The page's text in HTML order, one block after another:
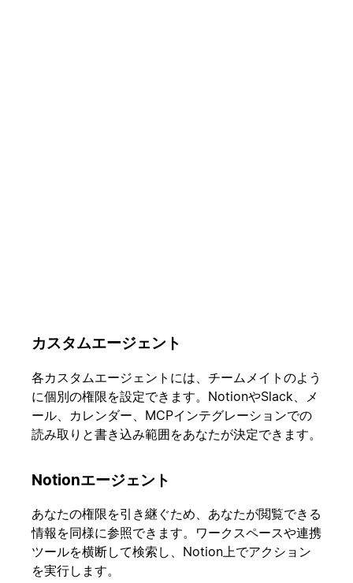
カスタムエージェント
各カスタムエージェントには、チームメイトのよう
に個別の権限を設定できます。NotionやSlack、メ
ール、カレンダー、MCPインテグレーションでの
読み取りと書き込み範囲をあなたが決定できます。
Notionエージェント
あなたの権限を引き継ぐため、あなたが閲覧できる
情報を同様に参照できます。ワークスペースや連携
ツールを横断して検索し、Notion上でアクション
を実行します。